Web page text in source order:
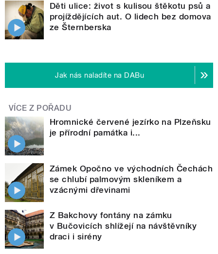
Děti ulice: život s kulisou štěkotu psů a
projíždějících aut. O lidech bez domova
ze Šternberska
Jak nás naladíte na DABu
VÍCE Z POŘADU
Hromnické červené jezírko na Plzeňsku
je přírodní památka i...
Zámek Opočno ve východních Čechách
se chlubí palmovým skleníkem a
vzácnými dřevinami
Z Bakchovy fontány na zámku
v Bučovicích shlížejí na návštěvníky
draci i sirény